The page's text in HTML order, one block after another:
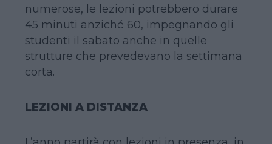
numerose, le lezioni potrebbero durare
45 minuti anziché 60, impegnando gli
studenti il sabato anche in quelle
strutture che prevedevano la settimana
corta.
LEZIONI A DISTANZA